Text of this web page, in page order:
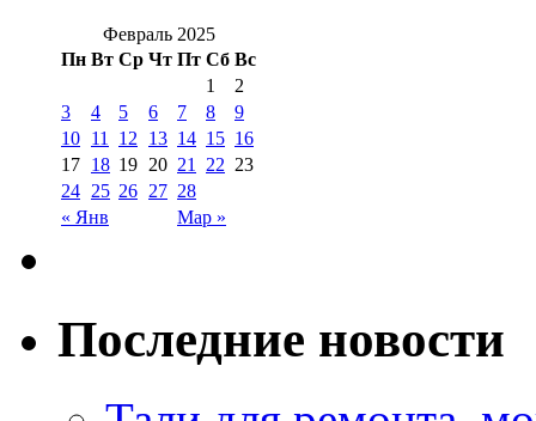
Февраль 2025
Пн Вт Ср Чт Пт Сб Вс
« Янв Мар »
1
2
3
4 5 6 7 8
9
10 11 12 13 14 15 16
17 18 19 20 21 22 23
24 25 26 27 28
Последние новости